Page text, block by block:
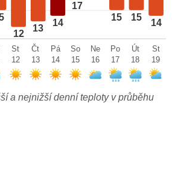
12
13
14
17
15 15
14
St
12
Čt
13
Pá
14
So
15
Ne
16
Po
17
Út
18
St
19
a nejnižší denní teploty v průběhu